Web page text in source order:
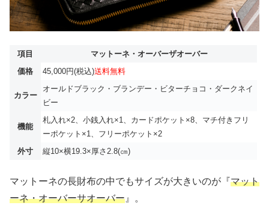
項目
マットーネ・オーバーザオーバー
価格
45,000円(税込)送料無料
カラー
オールドブラック・ブランデー・ビターチョコ・ダークネイ
ビー
機能
札入れ×2、小銭入れ×1、カードポケット×8、マチ付きフリ
ーポケット×1、フリーポケット×2
外寸
縦10×横19.3×厚さ2.8(㎝)
マットーネの長財布の中でもサイズが大きいのが『マット
ーネ・オーバーサオーバー 』。